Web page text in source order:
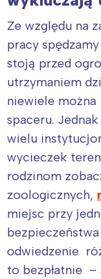
Ze względu na
pracy
stoją przed
utrzymaniem
niewiele
spaceru.
wielu
wycieczek
rodzinom
zoologicznych,
miejsc przy
odwiedzenie
to bezpłatnie